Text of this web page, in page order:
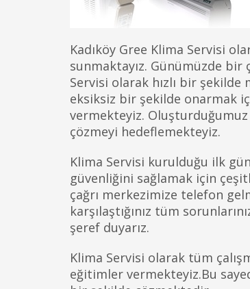
Kadıköy Gree Klima Servisi
sunmaktayız. Günümüzde
Servisi olarak hızlı bir
eksiksiz bir şekilde onarmak
vermekteyiz. Oluşturduğumuz
çözmeyi hedeflemekteyiz.
Klima Servisi kurulduğu ilk
güvenliğini sağlamak için
çağrı merkezimize telefon
karşılaştığınız tüm
şeref duyarız.
Klima Servisi olarak tüm
eğitimler vermekteyiz.Bu